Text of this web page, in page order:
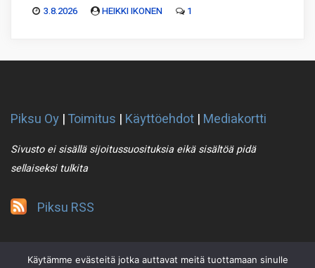
3.8.2026 HEIKKI IKONEN 1
Piksu Oy |Toimitus | Käyttöehdot | Mediakortti
Sivusto ei sisällä sijoitussuosituksia eikä sisältöä pidä
sellaiseksi tulkita
Piksu RSS
Käytämme evästeitä jotka auttavat meitä tuottamaan sinulle